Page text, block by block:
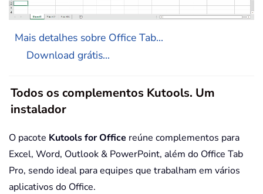
Mais detalhes sobre Office Tab...
Download grátis...
Todos os complementos Kutools. Um
instalador
O pacote Kutools for Office reúne complementos para
Excel, Word, Outlook & PowerPoint, além do Office Tab
Pro, sendo ideal para equipes que trabalham em vários
aplicativos do Office.